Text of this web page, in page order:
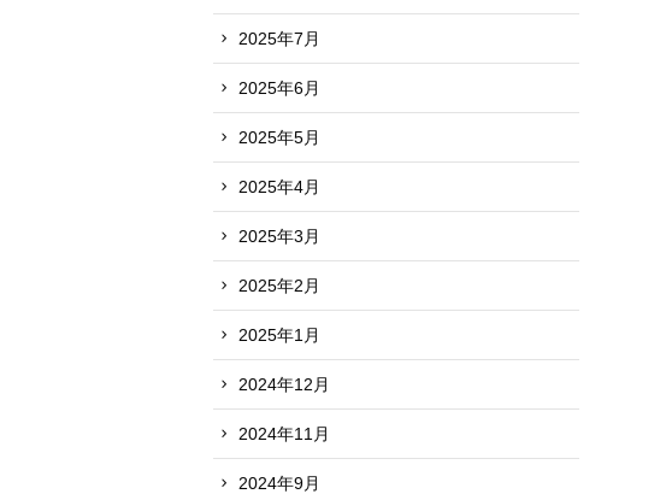
2025年7月
2025年6月
2025年5月
2025年4月
2025年3月
2025年2月
2025年1月
2024年12月
2024年11月
2024年9月